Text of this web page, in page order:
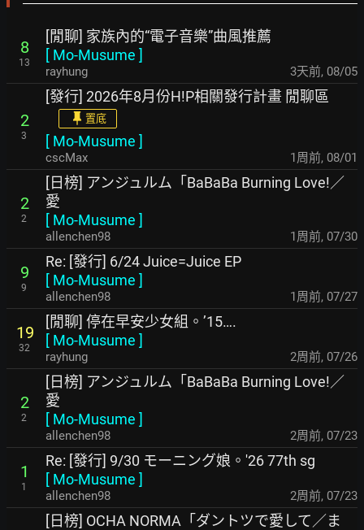
8
13
[閒聊] 家族內的“電子音樂”曲風推薦
[ Mo-Musume ]
rayhung 3天前, 08/05
2
3
[發行] 2026年8月份H!P相關發行計畫 閒聊區
置底
[ Mo-Musume ]
cscMax 1周前, 08/01
2
2
[日榜] アンジュルム「BaBaBa Burning Love!／
愛
[ Mo-Musume ]
allenchen98 1周前, 07/30
9
9
Re: [發行] 6/24 Juice=Juice EP
[ Mo-Musume ]
allenchen98 1周前, 07/27
19
32
[閒聊] 停在早安少女組。’15….
[ Mo-Musume ]
rayhung 2周前, 07/26
2
2
[日榜] アンジュルム「BaBaBa Burning Love!／
愛
[ Mo-Musume ]
allenchen98 2周前, 07/23
1
1
Re: [發行] 9/30 モーニング娘。'26 77th sg
[ Mo-Musume ]
allenchen98 2周前, 07/23
[日榜] OCHA NORMA「ダントツで愛して／ま